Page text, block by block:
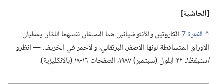
‏[الحاشية]‏
^
الكاروتين والأنثوسَيانين هما الصبغان نفسهما اللذان يعطيان
الاوراق المتساقطة لونها الاصفر،‏ البرتقالي،‏ والاحمر في الخريف.‏ —‏ انظروا
استيقظ!‏،‏٢٢ ايلول (‏سبتمبر)‏ ١٩٨٧،‏ الصفحات ١٦-‏١٨ (‏بالانكليزية)‏.‏